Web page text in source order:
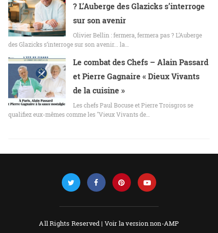
? L’Auberge des Glazicks s’interroge
sur son avenir
Olivier Bellin : fermera, fermera pas ? L’Auberge
des Glazicks s’interroge sur son avenir... la…
Le combat des Chefs – Alain Passard
et Pierre Gagnaire « Dieux Vivants
de la cuisine »
Les chefs Paul Bocuse et Pierre Troisgros se
qualifiez eux-mêmes comme les "Vieux Vivants de…
All Rights Reserved | Voir la version non-AMP